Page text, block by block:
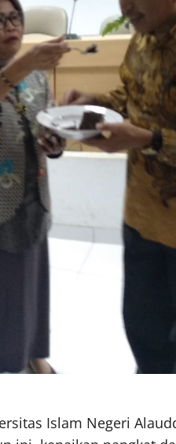
Islam Negeri